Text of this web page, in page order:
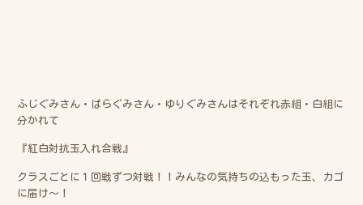
ふじぐみさん・ばらぐみさん・ゆりぐみさんはそれぞれ赤組・白組に
分かれて
『紅白対抗玉入れ合戦』
クラスごとに１回戦ずつ対戦！！みんなの気持ちの込もった玉、カゴ
に届け～！